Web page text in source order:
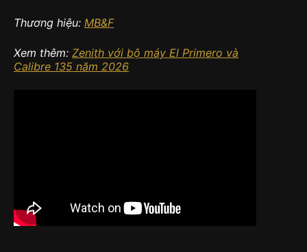
Thương hiệu: MB&F
Xem thêm: Zenith với bộ máy El Primero và
Calibre 135 năm 2026